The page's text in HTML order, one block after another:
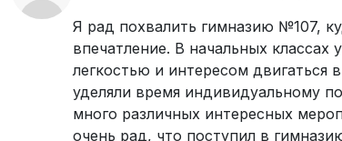
Я рад похвалить гимназию №107,
впечатление. В начальных
легкостью и интересом двигаться
уделяли время индивидуальному
много различных интересных
очень рад, что поступил в